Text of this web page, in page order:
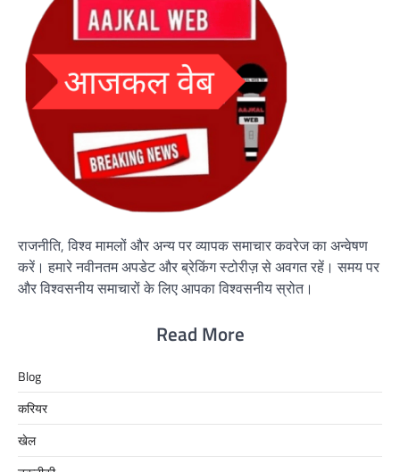
राजनीति, विश्व मामलों और अन्य पर व्यापक समाचार कवरेज का अन्वेषण
करें। हमारे नवीनतम अपडेट और ब्रेकिंग स्टोरीज़ से अवगत रहें। समय पर
और विश्वसनीय समाचारों के लिए आपका विश्वसनीय स्रोत।
Read More
Blog
करियर
खेल